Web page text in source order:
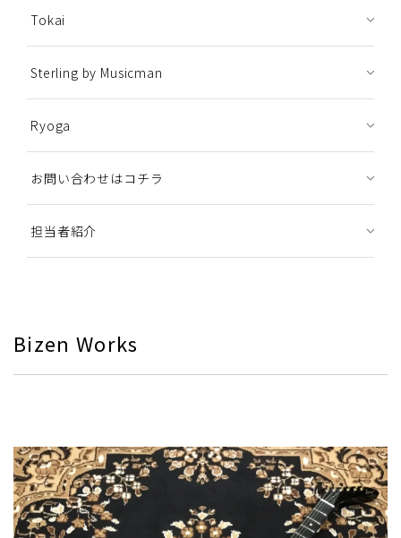
Tokai
Sterling by Musicman
Ryoga
お問い合わせはコチラ
担当者紹介
Bizen Works